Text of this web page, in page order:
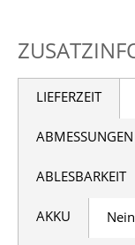
LIEFERZEIT
ABLESBARKEIT
AKKU Nein